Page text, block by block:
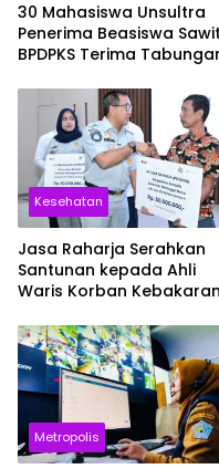
30 Mahasiswa Unsultra
Penerima Beasiswa Sawit
BPDPKS Terima
SDM Unggul
Kesehatan
Jasa Raharja Serahkan
Santunan kepada Ahli
Waris Korban Kebakaran
Metropolis